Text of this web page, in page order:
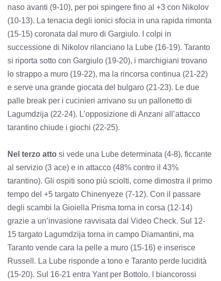
naso avanti (9-10), per poi spingere fino al +3 con Nikolov
(10-13). La tenacia degli ionici sfocia in una rapida rimonta
(15-15) coronata dal muro di Gargiulo. I colpi in
successione di Nikolov rilanciano la Lube (16-19). Taranto
si riporta sotto con Gargiulo (19-20), i marchigiani trovano
lo strappo a muro (19-22), ma la rincorsa continua (21-22)
e serve una grande giocata del bulgaro (21-23). Le due
palle break per i cucinieri arrivano su un pallonetto di
Lagumdzija (22-24). L’opposizione di Anzani all’attacco
tarantino chiude i giochi (22-25).
Nel terzo atto si vede una Lube determinata (4-8), ficcante
al servizio (3 ace) e in attacco (48% contro il 43%
tarantino). Gli ospiti sono più sciolti, come dimostra il primo
tempo del +5 targato Chinenyeze (7-12). Con il passare
degli scambi la Gioiella Prisma torna in corsa (12-14)
grazie a un’invasione ravvisata dal Video Check. Sul 12-
15 targato Lagumdzija torna in campo Diamantini, ma
Taranto vende cara la pelle a muro (15-16) e inserisce
Russell. La Lube risponde a tono e Taranto perde lucidità
(15-20). Sul 16-21 entra Yant per Bottolo. I biancorossi